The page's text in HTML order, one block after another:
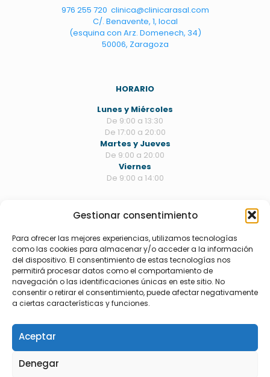
Gestionar consentimiento
Para ofrecer las mejores experiencias, utilizamos tecnologías
como las cookies para almacenar y/o acceder a la información
del dispositivo. El consentimiento de estas tecnologías nos
permitirá procesar datos como el comportamiento de
navegación o las identificaciones únicas en este sitio. No
consentir o retirar el consentimiento, puede afectar negativamente
a ciertas características y funciones.
Aceptar
Denegar
976 255 720 clinica@clinicarasal.com
C/. Benavente, 1, local
(esquina con Arz. Domenech, 34)
50006, Zaragoza
HORARIO
Lunes y Miércoles
De 9:00 a 13:30
De 17:00 a 20:00
Martes y Jueves
De 9:00 a 20:00
Viernes
De 9:00 a 14:00
TRATAMIENTOS
Estética dental
Odontología
Periodoncia
Endodoncia
Ortodoncia
Cirugía/implantes
Rehabilitación
© Clínica Dental Rasal. Todos los derechos reservados.